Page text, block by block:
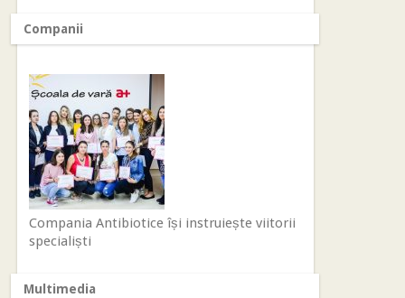
Companii
Compania Antibiotice își instruiește viitorii
specialiști
Multimedia